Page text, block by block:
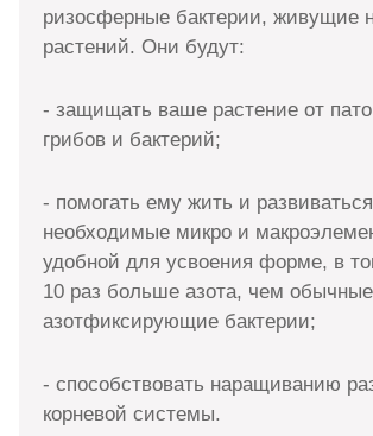
ризосферные бактерии, живущие
растений. Они будут:
- защищать ваше растение от
грибов и бактерий;
- помогать ему жить и
необходимые микро и
удобной для усвоения форме, в
10 раз больше азота, чем обычные
азотфиксирующие бактерии;
- способствовать наращиванию
корневой системы.